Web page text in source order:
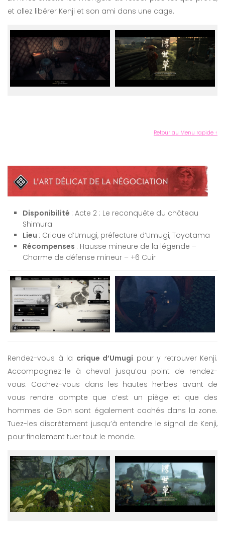
et allez libérer Kenji et son ami dans une cage.
Retour au Menu rapide ↑
Disponibilité : Acte 2 : Le reconquête du château
Shimura
Lieu : Crique d’Umugi, préfecture d’Umugi, Toyotama
Récompenses : Hausse mineure de la légende –
Charme de défense mineur – +6 Cuir
Rendez-vous à la crique d’Umugi pour y retrouver Kenji.
Accompagnez-le à cheval jusqu’au point de rendez-
vous. Cachez-vous dans les hautes herbes avant de
vous rendre compte que c’est un piège et que des
hommes de Gon sont également cachés dans la zone.
Tuez-les discrètement jusqu’à entendre le signal de Kenji,
pour finalement tuer tout le monde.